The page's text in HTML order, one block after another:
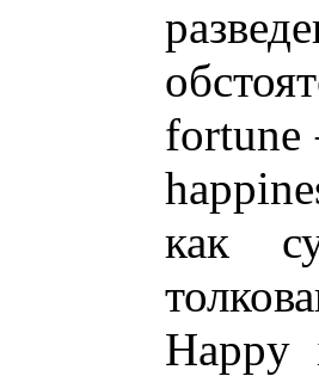
fortune
как